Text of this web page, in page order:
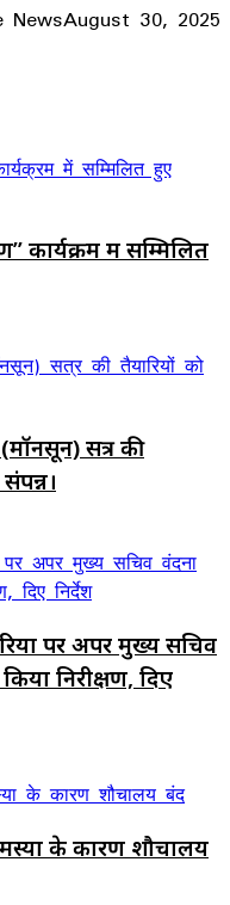
NewsAugust 30, 2025
कार्यक्रम में सम्मिलित
सत्र की
पर अपर मुख्य सचिव
निरीक्षण, दिए
के कारण शौचालय